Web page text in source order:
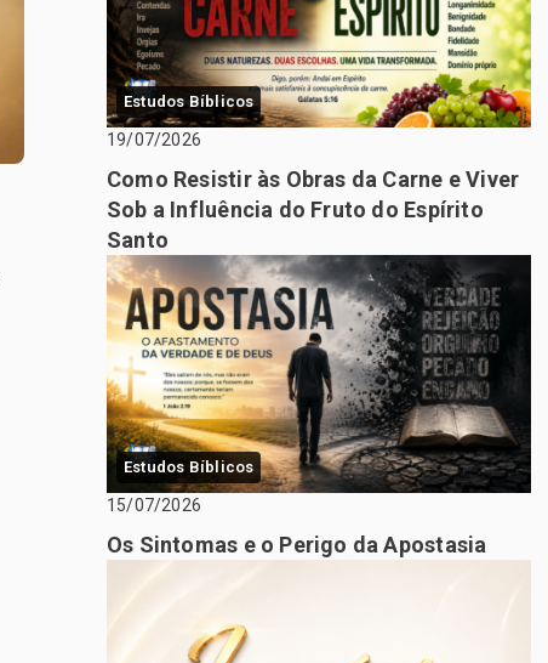
Estudos Bíblicos
19/07/2026
Como Resistir às Obras da Carne e Viver
Sob a Influência do Fruto do Espírito
Santo
Estudos Bíblicos
15/07/2026
Os Sintomas e o Perigo da Apostasia